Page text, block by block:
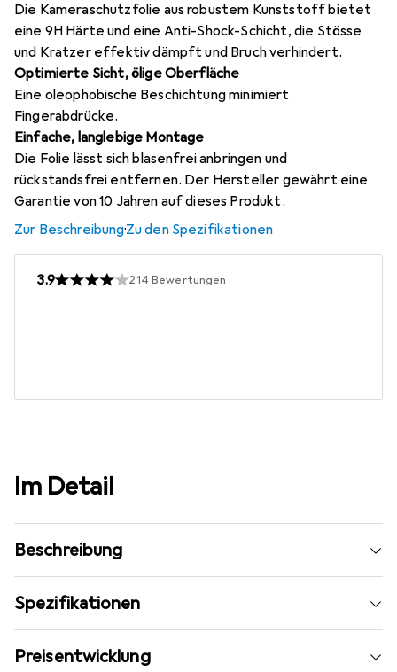
Die Kameraschutzfolie aus robustem Kunststoff bietet
eine 9H Härte und eine Anti-Shock-Schicht, die Stösse
und Kratzer effektiv dämpft und Bruch verhindert.
Optimierte Sicht, ölige Oberfläche
Eine oleophobische Beschichtung minimiert
Fingerabdrücke.
Einfache, langlebige Montage
Die Folie lässt sich blasenfrei anbringen und
rückstandsfrei entfernen. Der Hersteller gewährt eine
Garantie von 10 Jahren auf dieses Produkt.
Zur Beschreibung·Zu den Spezifikationen
3.9 214 Bewertungen
Im Detail
Beschreibung
Spezifikationen
Preisentwicklung